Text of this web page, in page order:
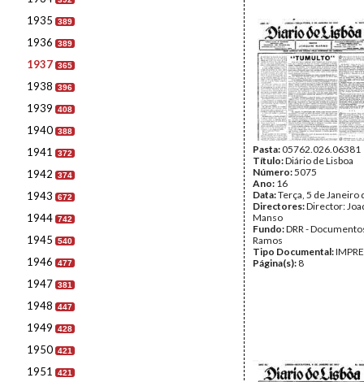
1935 389
1936 389
1937 365
1938 396
1939 408
1940 388
1941 372
1942 374
1943 672
1944 742
1945 540
1946 477
1947 381
1948 447
1949 428
1950 421
1951 421
Pasta:05762.026.06381
Título:Diário de Lisboa
Número:5075
Ano: 16
Data:Terça, 5 de Janeiro
Directores:Director:
Manso
Fundo:DRR -
Ramos
Tipo Documental:
Página(s): 8